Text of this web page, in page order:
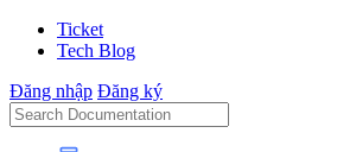
Ticket
Tech Blog
Đăng nhập Đăng ký